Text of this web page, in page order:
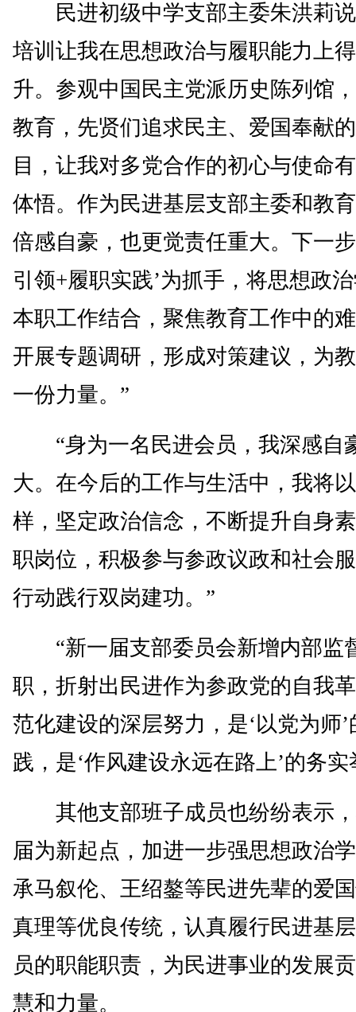
民进初级中学支部主委朱洪莉说
培训让我在思想政治与履职能力上
升。参观中国民主党派历史陈列馆
教育，先贤们追求民主、爱国奉献
目，让我对多党合作的初心与使命
体悟。作为民进基层支部主委和教
倍感自豪，也更觉责任重大。下一
引领+履职实践’为抓手，将思想政
本职工作结合，聚焦教育工作中的
开展专题调研，形成对策建议，为
一份力量。”
“身为一名民进会员，我深感自
大。在今后的工作与生活中，我将
样，坚定政治信念，不断提升自身
职岗位，积极参与参政议政和社会
行动践行双岗建功。”
“新一届支部委员会新增内部监
职，折射出民进作为参政党的自我
范化建设的深层努力，是‘以党为师
践，是‘作风建设永远在路上’的务
其他支部班子成员也纷纷表示，
届为新起点，加进一步强思想政治
承马叙伦、王绍鏊等民进先辈的爱
真理等优良传统，认真履行民进基
员的职能职责，为民进事业的发展
慧和力量。